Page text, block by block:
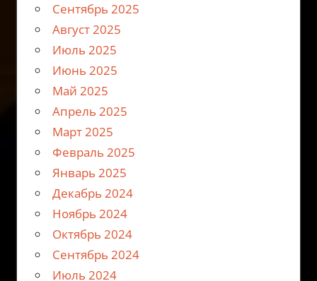
Сентябрь 2025
Август 2025
Июль 2025
Июнь 2025
Май 2025
Апрель 2025
Март 2025
Февраль 2025
Январь 2025
Декабрь 2024
Ноябрь 2024
Октябрь 2024
Сентябрь 2024
Июль 2024